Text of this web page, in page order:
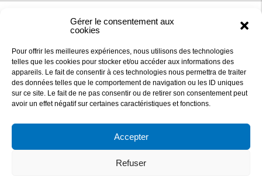
Gérer le consentement aux
cookies
Pour offrir les meilleures expériences, nous utilisons des technologies
telles que les cookies pour stocker et/ou accéder aux informations des
appareils. Le fait de consentir à ces technologies nous permettra de traiter
des données telles que le comportement de navigation ou les ID uniques
sur ce site. Le fait de ne pas consentir ou de retirer son consentement peut
avoir un effet négatif sur certaines caractéristiques et fonctions.
Accepter
Refuser
DOCUMENTS PDF
DAQUA
829 876 705 R.C.S NANTES